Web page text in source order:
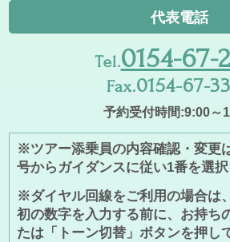
代表電話
Tel.0154-67-
Fax.0154-67-
予約受付時間:9:00～
※ツアー添乗員の内容確認・変更
号からガイダンスに従い1番を選択
※ダイヤル回線をご利用の場合は
初の数字を入力する前に、お持ち
たは「トーン切替」ボタンを押し